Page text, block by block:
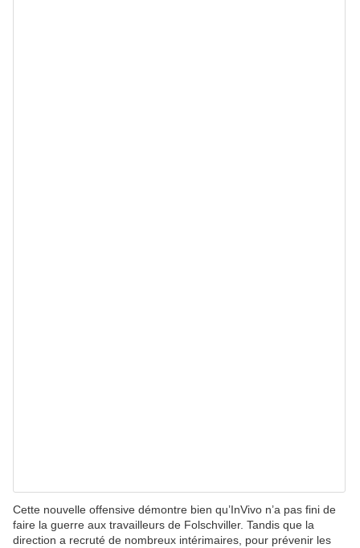
Cette nouvelle offensive démontre bien qu’InVivo n’a pas fini de
faire la guerre aux travailleurs de Folschviller. Tandis que la
direction a recruté de nombreux intérimaires, pour prévenir les